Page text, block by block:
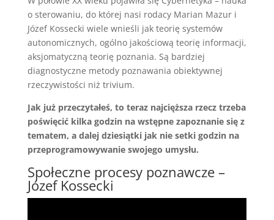
o sterowaniu, do której nasi rodacy Marian Mazur i
Józef Kossecki wiele wnieśli jak teorię systemów
autonomicznych, ogólno jakościową teorię informacji,
aksjomatyczną teorię poznania. Są bardziej
diagnostyczne metody poznawania obiektywnej
rzeczywistości niż trivium.
Jak już przeczytałeś, to teraz najcięższa rzecz trzeba
poświęcić kilka godzin na wstępne zapoznanie się z
tematem, a dalej dziesiątki jak nie setki godzin na
przeprogramowywanie swojego umysłu.
Społeczne procesy poznawcze –
Józef Kossecki